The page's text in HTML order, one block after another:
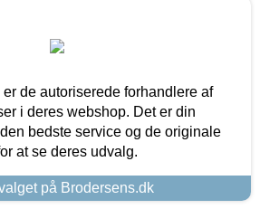
de autoriserede forhandlere af
i deres webshop. Det er din
bedste service og de originale
at se deres udvalg.
på Brodersens.dk